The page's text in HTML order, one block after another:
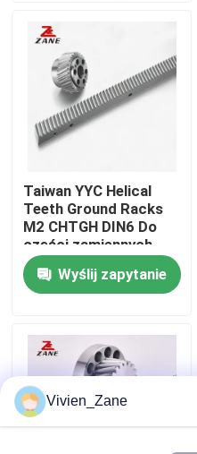
O nas
Wycieczka po fabryce
Skontaktuj się z nami
Aktualności
Wszystkie przypadki
Poprosić o wycenę
Taiwan YYC Helical
Teeth Ground Racks
M2 CHTGH DIN6 Do
części zamiennych
maszyn CNC
Wyślij zapytanie
Vivien_Zane